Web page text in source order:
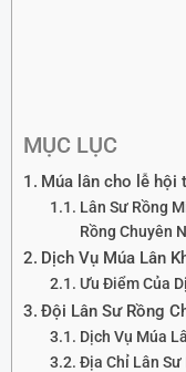
MỤC LỤC
Múa lân cho lễ hội
Lân Sư Rồng
Rồng Chuyên
Dịch Vụ Múa Lân
Ưu Điểm Của
Đội Lân Sư Rồng
Dịch Vụ Múa
Địa Chỉ Lân